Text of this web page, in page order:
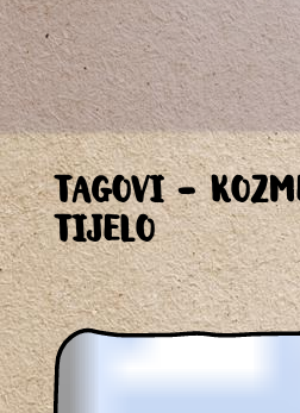
TAGOVI -
TIJELO